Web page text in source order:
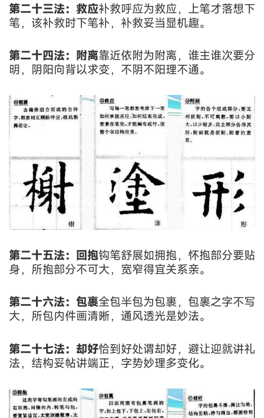
第二十三法：救应补救呼应为救应，上笔才落想下
笔，该补救时下笔补，补救妥当显机趣。
第二十四法：附离靠近依附为附离，谁主谁次要分
明，阴阳向背以求变，不阴不阳理不通。
第二十五法：回抱钩笔舒展如拥抱，怀抱部分要贴
身，所抱部分不可大，宽窄得宜关系亲。
第二十六法：包裹全包半包为包裹，包裹之字不写
大，所包内件画清晰，通风透光是妙法。
第二十七法：却好恰到好处谓却好，避让迎就讲礼
法，结构妥帖讲端正，字势妙理多变化。